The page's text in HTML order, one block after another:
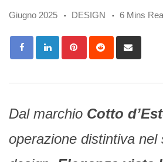
Giugno 2025 DESIGN 6 Mins
PinterestReddit
via
Dal marchio Cotto
operazione distintiva nel